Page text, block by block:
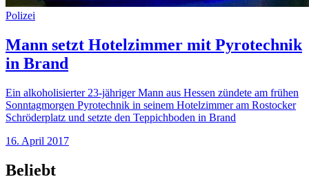
Polizei
Mann setzt Hotelzimmer mit Pyrotechnik
in Brand
Ein alkoholisierter 23-jähriger Mann aus Hessen zündete am frühen
Sonntagmorgen Pyrotechnik in seinem Hotelzimmer am Rostocker
Schröderplatz und setzte den Teppichboden in Brand
16. April 2017
Beliebt